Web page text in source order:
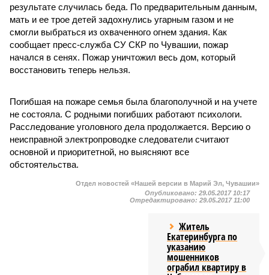
результате случилась беда. По предварительным данным,
мать и ее трое детей задохнулись угарным газом и не
смогли выбраться из охваченного огнем здания. Как
сообщает пресс-служба СУ СКР по Чувашии, пожар
начался в сенях. Пожар уничтожил весь дом, который
восстановить теперь нельзя.
Погибшая на пожаре семья была благополучной и на учете
не состояла. С родными погибших работают психологи.
Расследование уголовного дела продолжается. Версию о
неисправной электропроводке следователи считают
основной и приоритетной, но выясняют все
обстоятельства.
Отдел новостей «Нашей версии в Марий Эл, Чувашии»
Опубликовано: 29.05.2017 10:17
Отредактировано: 29.05.2017 11:00
Житель
Екатеринбурга по
указанию
мошенников
ограбил квартиру в